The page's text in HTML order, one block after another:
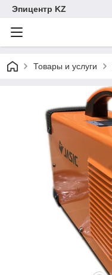
Эпицентр KZ
Товары и услуги